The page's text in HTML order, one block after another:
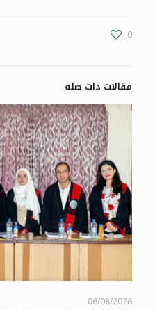
0
مقالات ذات صلة
06/08/2026